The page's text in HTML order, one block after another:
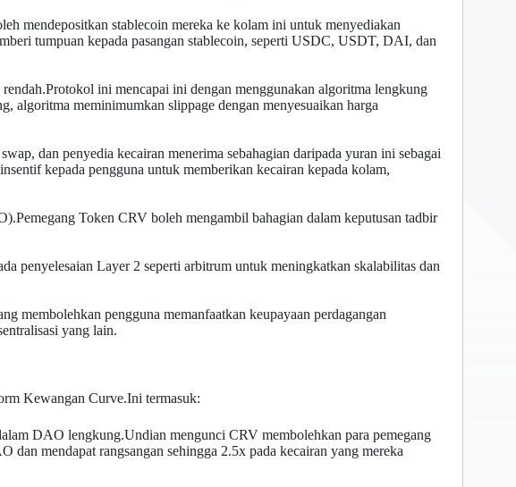
mendepositkan stablecoin mereka ke kolam ini untuk menyediakan
tumpuan kepada pasangan stablecoin, seperti USDC, USDT, DAI, dan
ini mencapai ini dengan menggunakan algoritma lengkung
algoritma meminimumkan slippage dengan menyesuaikan harga
dan penyedia kecairan menerima sebahagian daripada yuran ini sebagai
kepada pengguna untuk memberikan kecairan kepada kolam,
Token CRV boleh mengambil bahagian dalam keputusan tadbir
penyelesaian Layer 2 seperti arbitrum untuk meningkatkan skalabilitas dan
membolehkan pengguna memanfaatkan keupayaan perdagangan
yang lain.
Kewangan Curve.Ini termasuk:
DAO lengkung.Undian mengunci CRV membolehkan para pemegang
mendapat rangsangan sehingga 2.5x pada kecairan yang mereka